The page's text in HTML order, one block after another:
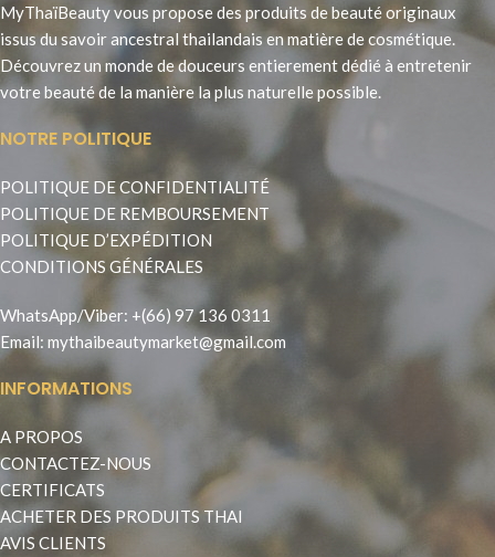
MyThaïBeauty vous propose des produits de beauté originaux
issus du savoir ancestral thailandais en matière de cosmétique.
Découvrez un monde de douceurs entierement dédié à entretenir
votre beauté de la manière la plus naturelle possible.
NOTRE POLITIQUE
POLITIQUE DE CONFIDENTIALITÉ
POLITIQUE DE REMBOURSEMENT
POLITIQUE D’EXPÉDITION
CONDITIONS GÉNÉRALES
WhatsApp/Viber: +(66) 97 136 0311
Email: mythaibeautymarket@gmail.com
INFORMATIONS
A PROPOS
CONTACTEZ-NOUS
CERTIFICATS
ACHETER DES PRODUITS THAI
AVIS CLIENTS